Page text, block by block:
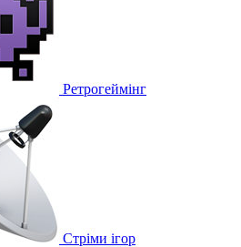
Ретрогеймінг
Стріми ігор